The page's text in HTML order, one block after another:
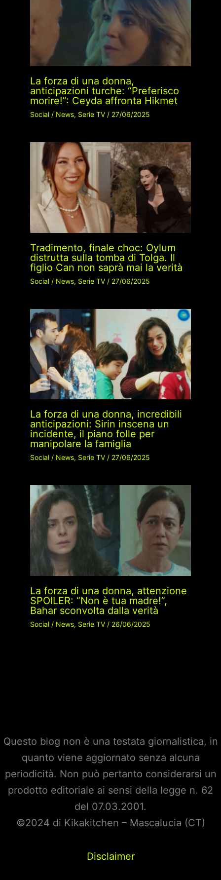
La forza di una donna,
anticipazioni turche: “Preferisco
morire!”: Ceyda affronta Hikmet
Social/ News, Serie TV/ 27/06/2025
Tradimento, finale choc: Oylum
distrutta sulla tomba di Tolga. Il
figlio Can non saprà mai la verità
Social/ News, Serie TV/ 27/06/2025
La forza di una donna, incredibili
anticipazioni: Sirin inscena un
incidente, il piano folle per
manipolare la famiglia
Social/ News, Serie TV/ 27/06/2025
La forza di una donna, attenzione
SPOILER: “Non è tua madre!”,
Bahar sconvolta dalla verità
Social/ News, Serie TV/ 26/06/2025
Questo blog non è una testata giornalistica, in
quanto viene aggiornato senza alcuna
periodicità. Non può pertanto considerarsi un
prodotto editoriale ai sensi della legge n. 62
del 07.03.2001.
©2024 di Kikakitchen – Mascalucia (CT)
Disclaimer